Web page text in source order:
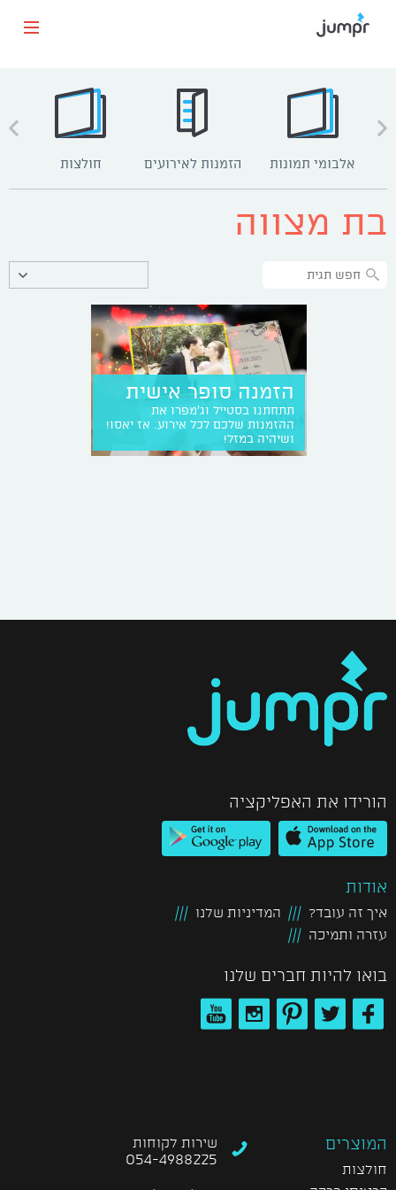
אלבומי תמונות הזמנות לאירועים חולצות
בת מצווה
הזמנה סופר אישית
תתחתנו בסטייל וג'מפרו את
ההזמנות שלכם לכל אירוע. אז יאסו!
ושיהיה במזל!
הורידו את האפליקציה
אודות
איך זה עובד?
המדיניות שלנו
עזרה ותמיכה
בואו להיות חברים שלנו
המוצרים
חולצות
שירות לקוחות
054-4988225